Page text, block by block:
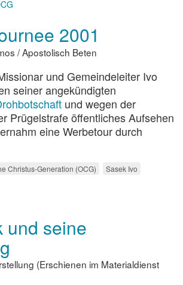
2001
/ Apostolisch Beten
und Gemeindeleiter Ivo
seiner angekündigten
und wegen der
Prügelstrafe öffentliches Aufsehen
eine Werbetour durch
Christus-Generation (OCG) Sasek Ivo
und seine
(Erschienen im Materialdienst